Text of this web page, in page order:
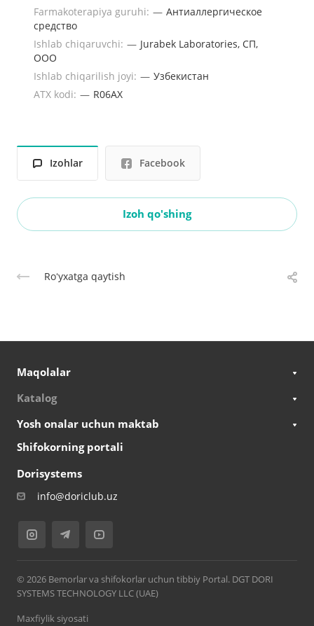
Farmakoterapiya guruhi: — Антиаллергическое
средство
Ishlab chiqaruvchi: — Jurabek Laboratories, СП,
ООО
Ishlab chiqarilish joyi: — Узбекистан
ATX kodi: — R06AX
Izohlar Facebook
Izoh qo'shing
Roʻyxatga qaytish
Maqolalar
Katalog
Yosh onalar uchun maktab
Shifokorning portali
Dorisystems
info@doriclub.uz
© 2026 Bemorlar va shifokorlar uchun tibbiy Portal. DGT DORI
SYSTEMS TECHNOLOGY LLC (UAE)
Maxfiylik siyosati